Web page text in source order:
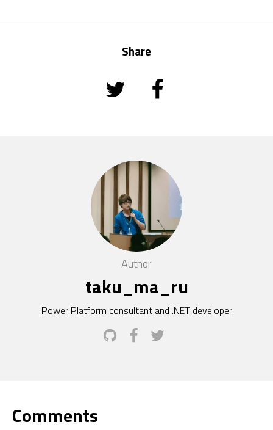
Share
Author
taku_ma_ru
Power Platform consultant and .NET developer
Comments